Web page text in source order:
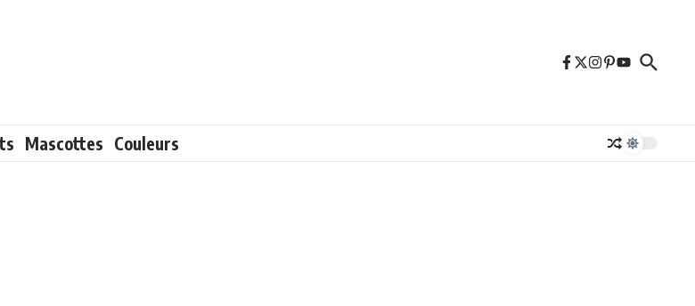
Mascottes Couleurs